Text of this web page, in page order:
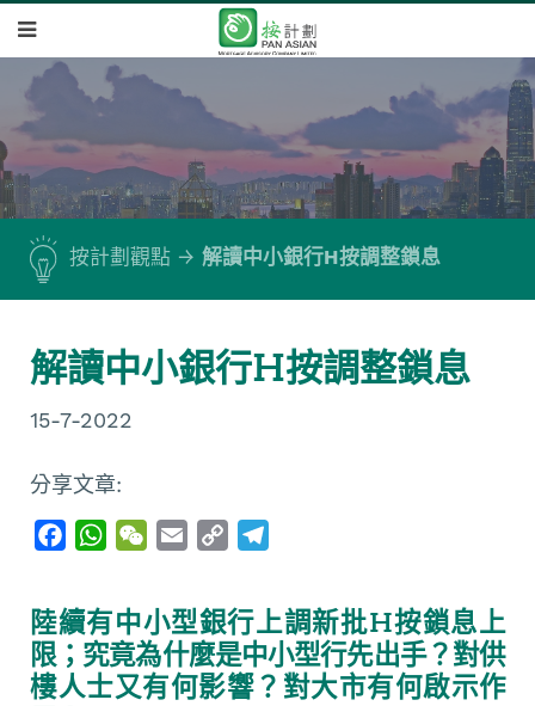
按計劃觀點 解讀中小銀行H按調整鎖息
解讀中小銀行H按調整鎖息
15-7-2022
分享文章:
e
b
o
W
t
s
A
W
h
a
t
i
l
y
L
i
e
g
r
陸續有中小型銀行上調新批H按鎖息上
限；究竟為什麼是中小型行先出手？對供
樓人士又有何影響？對大市有何啟示作